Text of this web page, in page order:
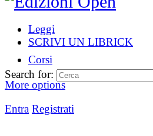
Leggi
SCRIVI UN LIBRICK
Corsi
More options
Entra Registrati
Search for: